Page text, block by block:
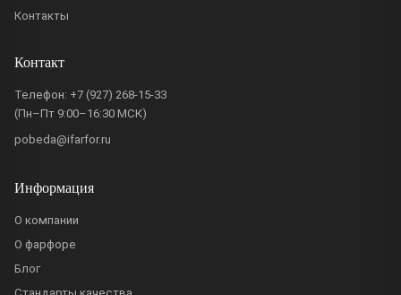
Контакты
Контакт
Телефон: +7 (927) 268-15-33
(Пн–Пт 9:00–16:30 МСК)
pobeda@ifarfor.ru
Информация
О компании
О фарфоре
Блог